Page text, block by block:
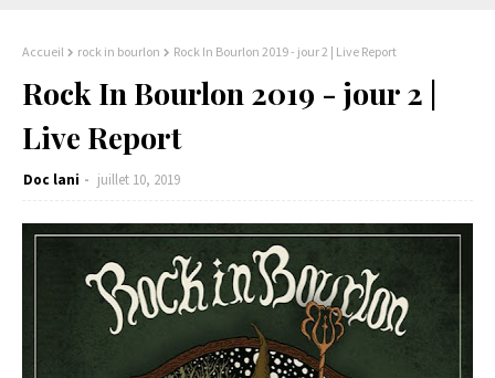
Accueil rock in bourlon Rock In Bourlon 2019 - jour 2 | Live Report
Rock In Bourlon 2019 - jour 2 |
Live Report
Doc lani juillet 10, 2019